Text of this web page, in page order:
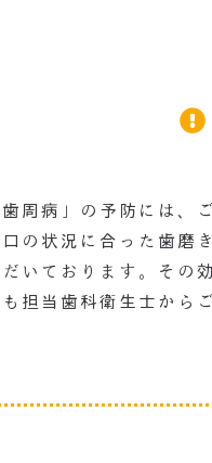
歯周病」の予防には、
の状況に合った歯磨
いております。その
担当歯科衛生士から